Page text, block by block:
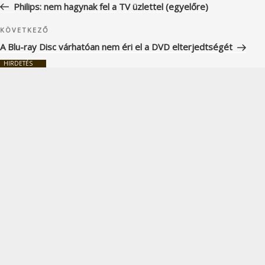
Philips: nem hagynak fel a TV üzlettel (egyelőre)
Következő
bejegyzés
KÖVETKEZŐ
A Blu-ray Disc várhatóan nem éri el a DVD elterjedtségét
HIRDETÉS